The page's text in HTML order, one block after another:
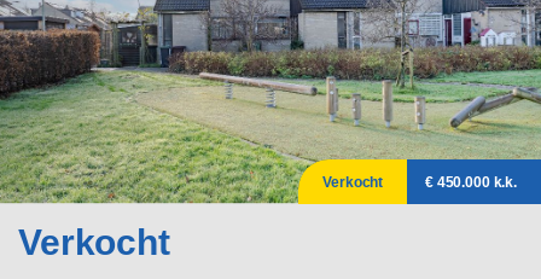
Verkocht € 450.000 k.k.
Verkocht